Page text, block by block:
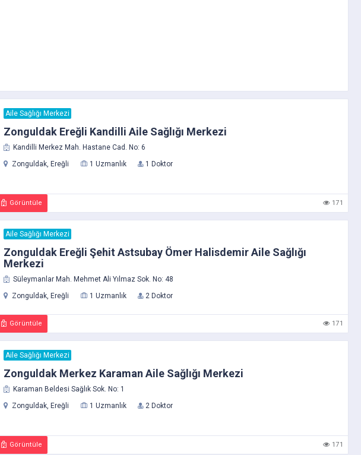
Aile Sağlığı Merkezi
Zonguldak Ereğli Kandilli Aile Sağlığı Merkezi
Kandilli Merkez Mah. Hastane Cad. No: 6
Zonguldak, Ereğli
1 Uzmanlık 1 Doktor
Görüntüle 171
Aile Sağlığı Merkezi
Zonguldak Ereğli Şehit Astsubay Ömer Halisdemir Aile Sağlığı
Merkezi
Süleymanlar Mah. Mehmet Ali Yılmaz Sok. No: 48
Zonguldak, Ereğli
1 Uzmanlık 2 Doktor
Görüntüle 171
Aile Sağlığı Merkezi
Zonguldak Merkez Karaman Aile Sağlığı Merkezi
Karaman Beldesi Sağlık Sok. No: 1
Zonguldak, Ereğli
1 Uzmanlık 2 Doktor
Görüntüle 171